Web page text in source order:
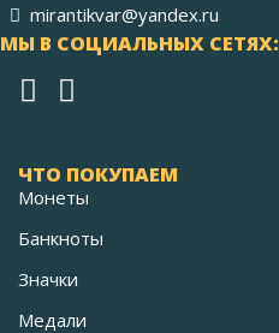
mirantikvar@yandex.ru
МЫ В СОЦИАЛЬНЫХ СЕТЯХ:
ЧТО ПОКУПАЕМ
Монеты
Банкноты
Значки
Медали